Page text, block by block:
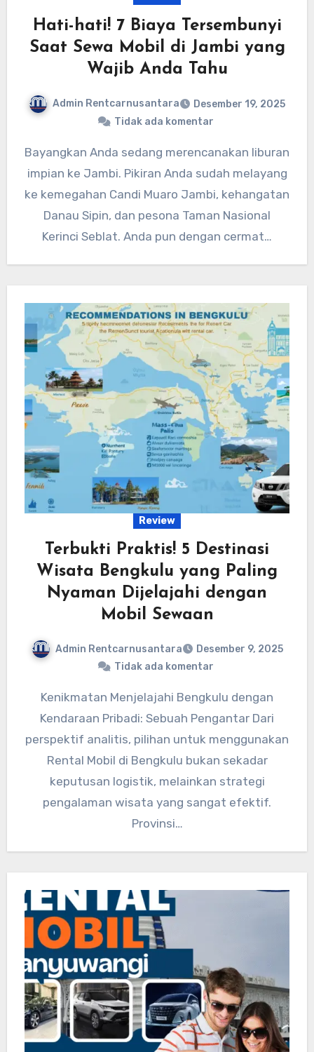
Hati-hati! 7 Biaya Tersembunyi
Saat Sewa Mobil di Jambi yang
Wajib Anda Tahu
Admin Rentcarnusantara
Desember 19, 2025
Tidak ada komentar
Bayangkan Anda sedang merencanakan liburan
impian ke Jambi. Pikiran Anda sudah melayang
ke kemegahan Candi Muaro Jambi, kehangatan
Danau Sipin, dan pesona Taman Nasional
Kerinci Seblat. Anda pun dengan cermat…
Review
Terbukti Praktis! 5 Destinasi
Wisata Bengkulu yang Paling
Nyaman Dijelajahi dengan
Mobil Sewaan
Admin Rentcarnusantara
Desember 9, 2025
Tidak ada komentar
Kenikmatan Menjelajahi Bengkulu dengan
Kendaraan Pribadi: Sebuah Pengantar Dari
perspektif analitis, pilihan untuk menggunakan
Rental Mobil di Bengkulu bukan sekadar
keputusan logistik, melainkan strategi
pengalaman wisata yang sangat efektif.
Provinsi…